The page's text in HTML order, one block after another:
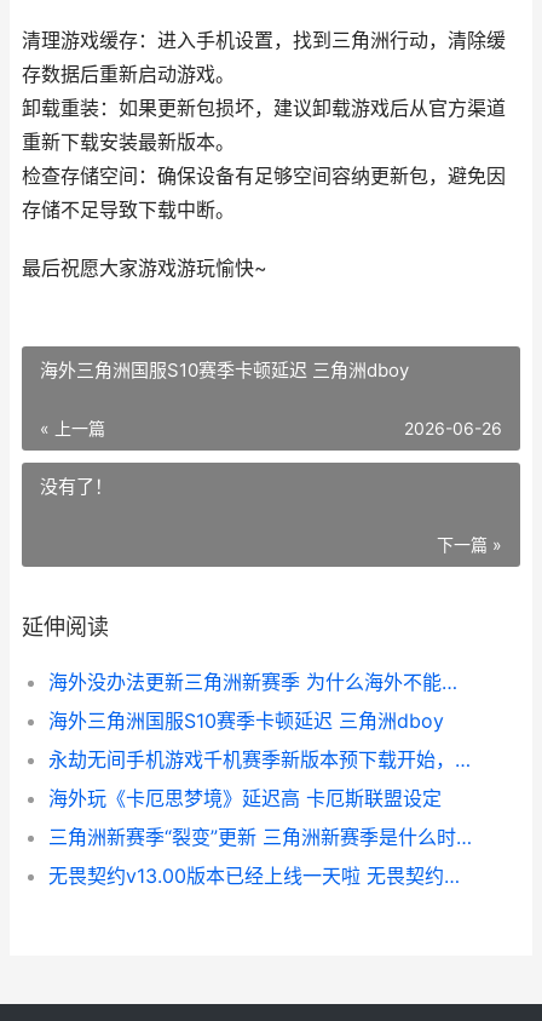
清理游戏缓存：进入手机设置，找到三角洲行动，清除缓
存数据后重新启动游戏。
卸载重装：如果更新包损坏，建议卸载游戏后从官方渠道
重新下载安装最新版本。
检查存储空间：确保设备有足够空间容纳更新包，避免因
存储不足导致下载中断。
最后祝愿大家游戏游玩愉快~
海外三角洲国服S10赛季卡顿延迟 三角洲dboy
« 上一篇 2026-06-26
没有了！
下一篇 »
延伸阅读
海外没办法更新三角洲新赛季 为什么海外不能升级鸿蒙
海外三角洲国服S10赛季卡顿延迟 三角洲dboy
永劫无间手机游戏千机赛季新版本预下载开始，海外玩家预下载卡住不动如何办 永劫无间端游手游
海外玩《卡厄思梦境》延迟高 卡厄斯联盟设定
三角洲新赛季“裂变”更新 三角洲新赛季是什么时候
无畏契约v13.00版本已经上线一天啦 无畏契约官网版